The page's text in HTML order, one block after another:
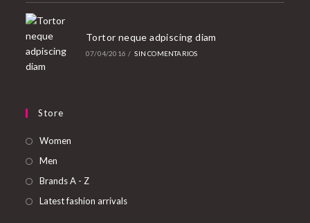
Tortor neque adpiscing diam
07/04/2016 / SIN COMENTARIOS
Store
Women
una
Men
en
una
Brands A - ZAbre
en
Latest fashion arrivalsAbre